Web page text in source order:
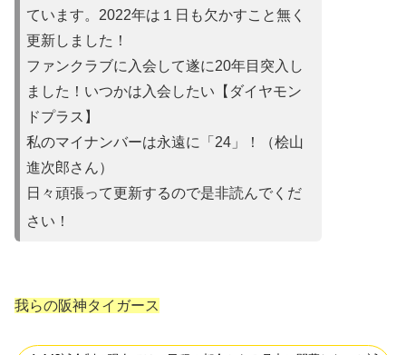
ています。2022年は １日も欠かすこと無く
更新しました！
ファンクラブに入会して遂に20年目突入し
ました！いつかは入会 したい【ダイヤモン
ドプラス】
私のマイナンバーは永遠に「24」！（桧山
進次郎さん）
日々頑張って更新するので是非読んでくだ
さい！
我らの阪神タイガース